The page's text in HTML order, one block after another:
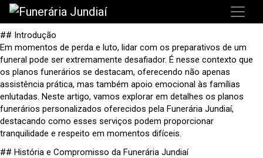
## Introdução
Em momentos de perda e luto, lidar com os preparativos de um
funeral pode ser extremamente desafiador. É nesse contexto que
os planos funerários se destacam, oferecendo não apenas
assistência prática, mas também apoio emocional às famílias
enlutadas. Neste artigo, vamos explorar em detalhes os planos
funerários personalizados oferecidos pela Funerária Jundiaí,
destacando como esses serviços podem proporcionar
tranquilidade e respeito em momentos difíceis.
## História e Compromisso da Funerária Jundiaí